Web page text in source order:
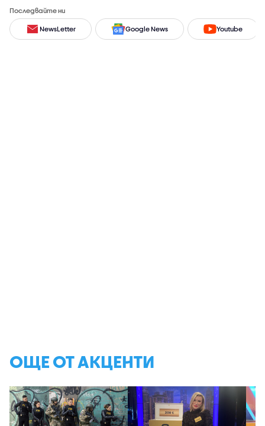
Последвайте ни
NewsLetter Google News Youtube
ОЩЕ ОТ АКЦЕНТИ